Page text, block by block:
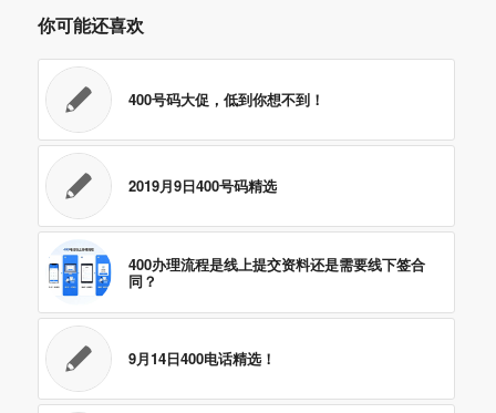
你可能还喜欢
400号码大促，低到你想不到！
2019月9日400号码精选
400办理流程是线上提交资料还是需要线下签合
同？
9月14日400电话精选！